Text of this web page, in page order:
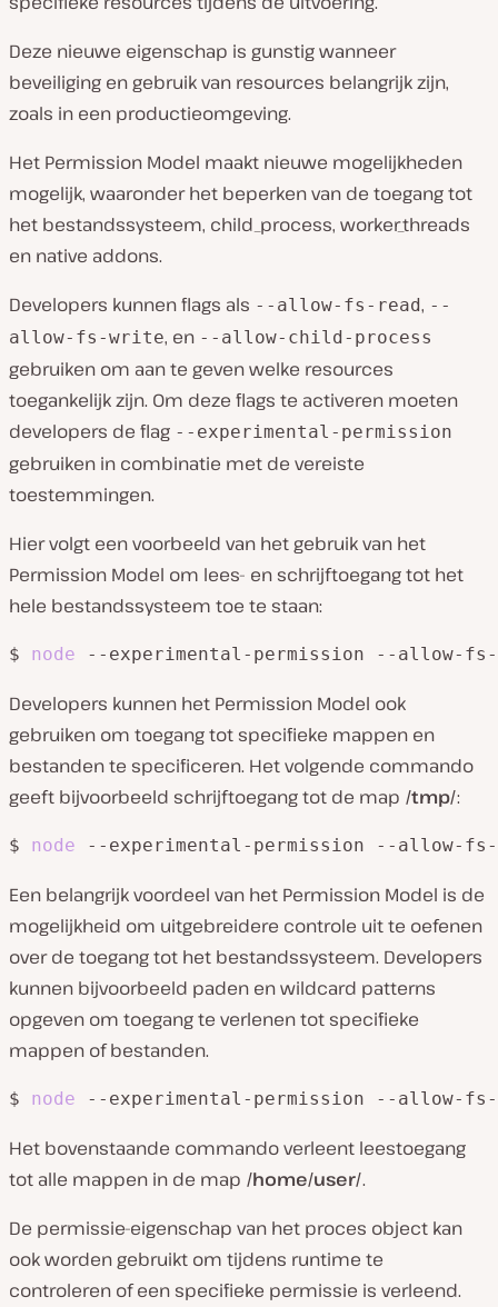
Deze nieuwe eigenschap is gunstig wanneer
beveiliging en gebruik van resources belangrijk zijn,
zoals in een productieomgeving.
Het Permission Model maakt nieuwe mogelijkheden
mogelijk, waaronder het beperken van de toegang tot
het bestandssysteem, child_process, worker_threads
en native addons.
Developers kunnen flags als --allow-fs-read, --
allow-fs-write, en --allow-child-process
gebruiken om aan te geven welke resources
toegankelijk zijn. Om deze flags te activeren moeten
developers de flag --experimental-permission
gebruiken in combinatie met de vereiste
toestemmingen.
Hier volgt een voorbeeld van het gebruik van het
Permission Model om lees- en schrijftoegang tot het
hele bestandssysteem toe te staan:
$ node --experimental-permission --allow-fs-
Developers kunnen het Permission Model ook
gebruiken om toegang tot specifieke mappen en
bestanden te specificeren. Het volgende commando
geeft bijvoorbeeld schrijftoegang tot de map /tmp/:
$ node --experimental-permission --allow-
Een belangrijk voordeel van het Permission Model is de
mogelijkheid om uitgebreidere controle uit te oefenen
over de toegang tot het bestandssysteem. Developers
kunnen bijvoorbeeld paden en wildcard patterns
opgeven om toegang te verlenen tot specifieke
mappen of bestanden.
$ node --experimental-permission --allow-fs-
Het bovenstaande commando verleent leestoegang
tot alle mappen in de map /home/user/.
De permissie-eigenschap van het proces object kan
ook worden gebruikt om tijdens runtime te
controleren of een specifieke permissie is verleend.